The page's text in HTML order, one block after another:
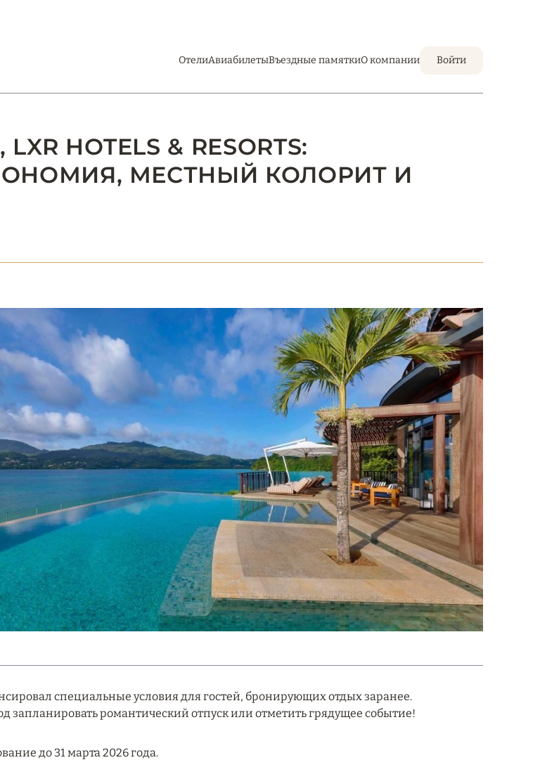
ОтелиАвиабилетыВъездные памяткиО компании Войти
HOTELS & RESORTS:
МЕСТНЫЙ КОЛОРИТ И
специальные условия для гостей, бронирующих отдых заранее.
запланировать романтический отпуск или отметить грядущее событие!
до 31 марта 2026 года.